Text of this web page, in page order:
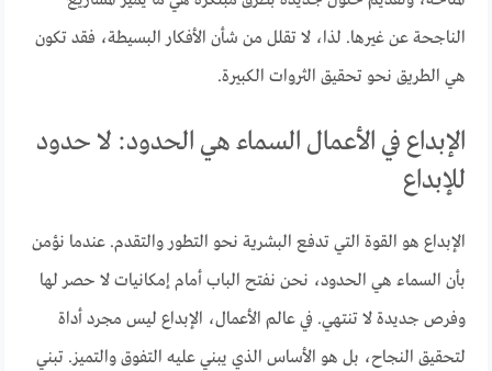
الناجحة عن غيرها. لذا، لا تقلل من شأن الأفكار البسيطة، فقد تكون
هي الطريق نحو تحقيق الثروات الكبيرة.
الإبداع في الأعمال السماء هي الحدود: لا حدود
للإبداع
الإبداع هو القوة التي تدفع البشرية نحو التطور والتقدم. عندما نؤمن
بأن السماء هي الحدود، نحن نفتح الباب أمام إمكانيات لا حصر لها
وفرص جديدة لا تنتهي. في عالم الأعمال، الإبداع ليس مجرد أداة
لتحقيق النجاح، بل هو الأساس الذي يبني عليه التفوق والتميز. تبني